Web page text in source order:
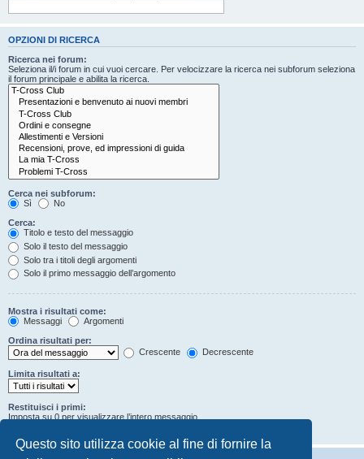
Questo sito utilizza cookie al fine di fornire la
OPZIONI DI RICERCA
Ricerca nei forum:
Seleziona il/i forum in cui vuoi cercare. Per velocizzare la ricerca nei subforum seleziona
il forum principale e abilita la ricerca.
Cerca nei subforum:
Sì
No
Cerca:
Titolo e testo del messaggio
Solo il testo del messaggio
Solo tra i titoli degli argomenti
Solo il primo messaggio dell’argomento
Mostra i risultati come:
Messaggi
Argomenti
Ordina risultati per:
Crescente
Decrescente
Limita risultati a:
Restituisci i primi:
Imposta su 0 per visualizzare l’intero messaggio.